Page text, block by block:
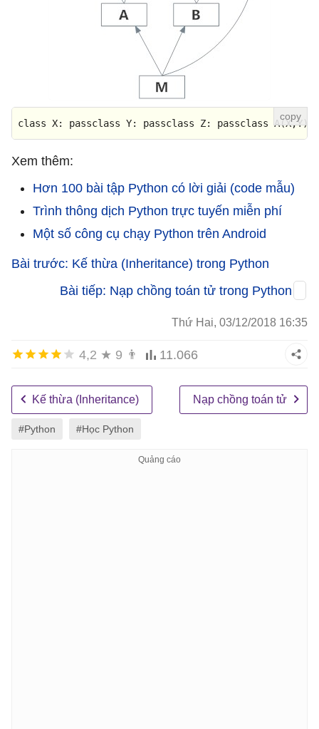
class X: passclass Y: passclass Z: passclass A(X,Y):
Xem thêm:
Hơn 100 bài tập Python có lời giải (code mẫu)
Trình thông dịch Python trực tuyến miễn phí
Một số công cụ chạy Python trên Android
Bài trước: Kế thừa (Inheritance) trong Python
Bài tiếp: Nạp chồng toán tử trong Python
Thứ Hai, 03/12/2018 16:35
4,2 ★ 9 👨 11.066
Kế thừa (Inheritance) Nạp chồng toán tử
#Python #Học Python